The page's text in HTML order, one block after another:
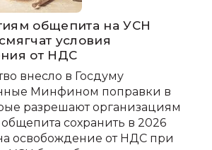
общепита на УСН
условия
от НДС
внесло в Госдуму
Минфином поправки в
разрешают организациям
сохранить в 2026
освобождение от НДС при